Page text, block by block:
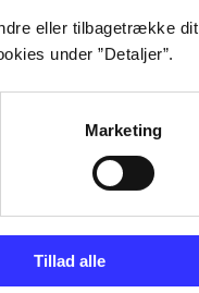
eller tilbagetrække dit
under ”Detaljer”.
Marketing
Tillad alle